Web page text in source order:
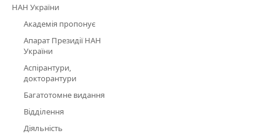
НАН України
Академія пропонує
Апарат Президії НАН
України
Аспірантури,
докторантури
Багатотомне видання
Відділення
Діяльність